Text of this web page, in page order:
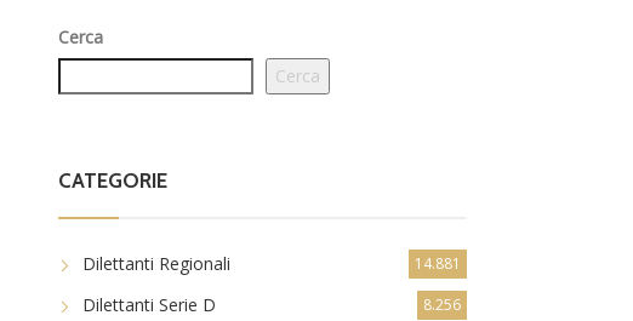
Cerca
Cerca
CATEGORIE
Dilettanti Regionali 14.881
Dilettanti Serie D 8.256